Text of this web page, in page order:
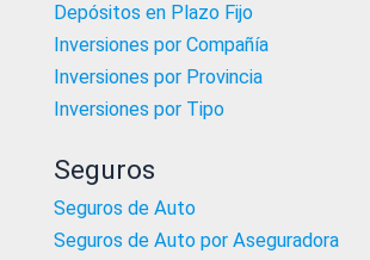
Depósitos en Plazo Fijo
Inversiones por Compañía
Inversiones por Provincia
Inversiones por Tipo
Seguros
Seguros de Auto
Seguros de Auto por Aseguradora